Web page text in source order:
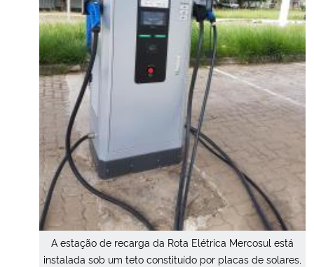
A estação de recarga da Rota Elétrica Mercosul está
instalada sob um teto constituído por placas de solares,